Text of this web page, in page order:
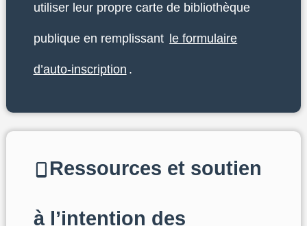
utiliser leur propre carte de bibliothèque
publique en remplissant le formulaire
d’auto-inscription .
Ressources et soutien
à l’intention des